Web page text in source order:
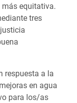
equitativa.
tres
respuesta a la
en agua
para los/as